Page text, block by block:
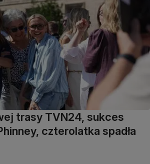
trasy TVN24, sukces
czterolatka spadła